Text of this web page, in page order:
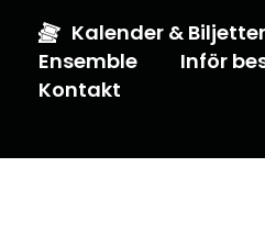
Kalender & Biljetter
Ensemble
Inför
Kontakt